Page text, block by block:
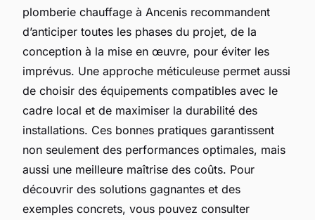
plomberie chauffage à Ancenis recommandent
d’anticiper toutes les phases du projet, de la
conception à la mise en œuvre, pour éviter les
imprévus. Une approche méticuleuse permet aussi
de choisir des équipements compatibles avec le
cadre local et de maximiser la durabilité des
installations. Ces bonnes pratiques garantissent
non seulement des performances optimales, mais
aussi une meilleure maîtrise des coûts. Pour
découvrir des solutions gagnantes et des
exemples concrets, vous pouvez consulter